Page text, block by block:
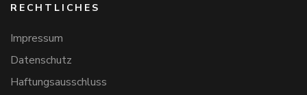
RECHTLICHES
Impressum
Datenschutz
Haftungsausschluss